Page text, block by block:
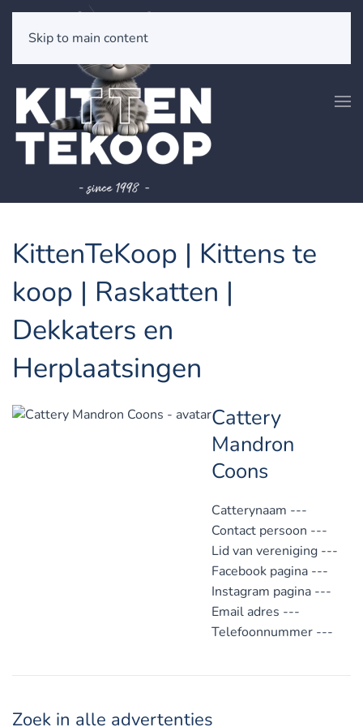
Skip to main content
KittenTeKoop | Kittens te
koop | Raskatten |
Dekkaters en
Herplaatsingen
Cattery
Mandron
Coons
Catterynaam ---
Contact persoon ---
Lid van vereniging ---
Facebook pagina ---
Instagram pagina ---
Email adres ---
Telefoonnummer ---
Zoek in alle advertenties